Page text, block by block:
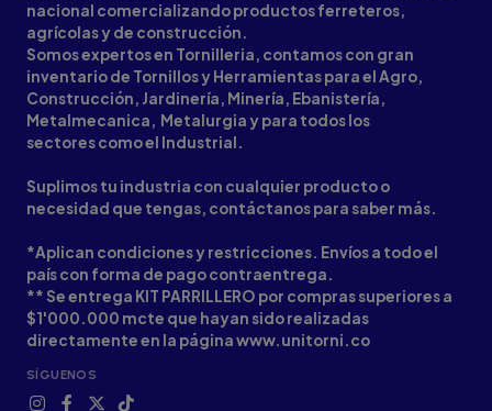
nacional comercializando productos ferreteros,
agrícolas y de construcción.
Somos expertos en Tornilleria, contamos con gran
inventario de Tornillos y Herramientas para el Agro,
Construcción, Jardinería, Minería, Ebanistería,
Metalmecanica, Metalurgia y para todos los
sectores como el Industrial.
Suplimos tu industria con cualquier producto o
necesidad que tengas, contáctanos para saber más.
*Aplican condiciones y restricciones. Envíos a todo el
país con forma de pago contraentrega.
** Se entrega KIT PARRILLERO por compras superiores a
$1'000.000 mcte que hayan sido realizadas
directamente en la página www.unitorni.co
SÍGUENOS